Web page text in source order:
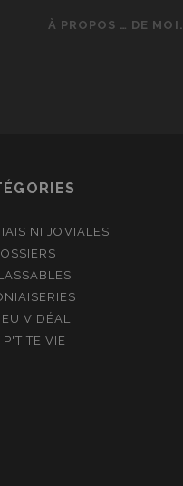
À PROPOS … DE MOI.
NI JOVIALES
VIDÉAL
P'TITE VIE